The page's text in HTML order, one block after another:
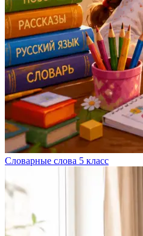
Словарные слова 5 класс